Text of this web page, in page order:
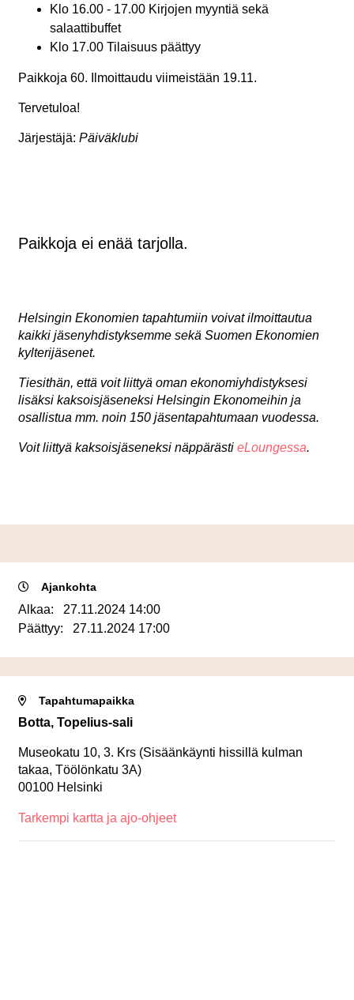
Klo 16.00 - 17.00 Kirjojen myyntiä sekä
salaattibuffet
Klo 17.00 Tilaisuus päättyy
Paikkoja 60. Ilmoittaudu viimeistään 19.11.
Tervetuloa!
Järjestäjä: Päiväklubi
Paikkoja ei enää tarjolla.
Helsingin Ekonomien tapahtumiin voivat ilmoittautua
kaikki jäsenyhdistyksemme sekä Suomen Ekonomien
kylterijäsenet.
Tiesithän, että voit liittyä oman ekonomiyhdistyksesi
lisäksi kaksoisjäseneksi Helsingin Ekonomeihin ja
osallistua mm. noin 150 jäsentapahtumaan vuodessa.
Voit liittyä kaksoisjäseneksi näppärästi eLoungessa.
Ajankohta
Alkaa: 27.11.2024 14:00
Päättyy: 27.11.2024 17:00
Tapahtumapaikka
Botta, Topelius-sali
Museokatu 10, 3. Krs (Sisäänkäynti hissillä kulman
takaa, Töölönkatu 3A)
00100 Helsinki
Tarkempi kartta ja ajo-ohjeet